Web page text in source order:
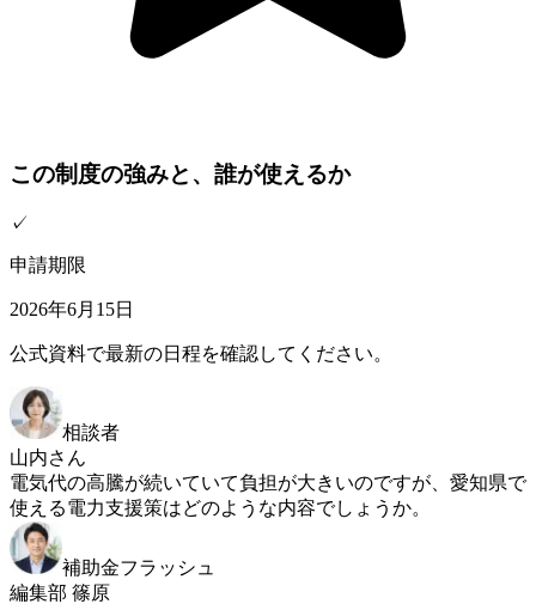
この制度の強みと、誰が使えるか
✓
申請期限
2026年6月15日
公式資料で最新の日程を確認してください。
相談者
山内さん
電気代の高騰が続いていて負担が大きいのですが、愛知県で
使える電力支援策はどのような内容でしょうか。
補助金フラッシュ
編集部 篠原